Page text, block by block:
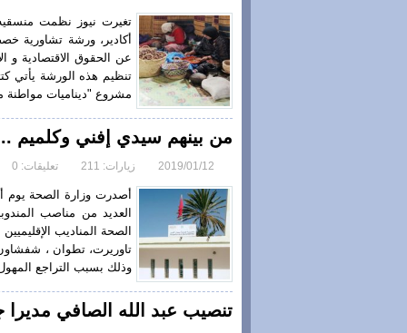
تغيرت نيوز نظمت
أكادير، ورشة تشاورية
عن الحقوق الاقتصادية و
مشروع "ديناميات مواطنة
من بينهم سيدي إفني وكلميم ..
2019/01/12 زيارات: 211 تعليقات: 0
العديد من مناصب
الصحة المناديب
تاوريرت، تطوان ،
وذلك بسبب التراجع
تنصيب عبد الله الصافي مديرا